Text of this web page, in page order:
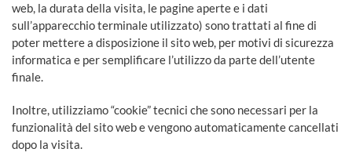
web, la durata della visita, le pagine aperte e i dati
sull’apparecchio terminale utilizzato) sono trattati al fine di
poter mettere a disposizione il sito web, per motivi di sicurezza
informatica e per semplificare l’utilizzo da parte dell’utente
finale.
Inoltre, utilizziamo “cookie” tecnici che sono necessari per la
funzionalità del sito web e vengono automaticamente cancellati
dopo la visita.